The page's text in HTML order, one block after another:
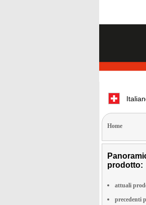
Home
prodotto:
attuali
precedenti